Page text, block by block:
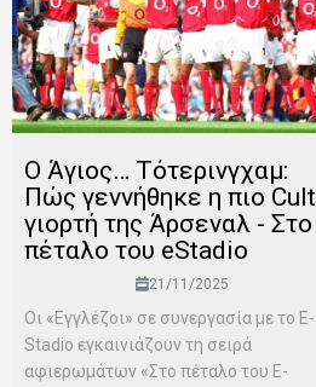
Ο Άγιος… Τότερινγχαμ:
Πώς γεννήθηκε η πιο Cult
γιορτή της Άρσεναλ - Στο
πέταλο του eStadio
21/11/2025
Οι «Εγγλέζοι» σε συνεργασία με το E-
Stadio εγκαινιάζουν τη σειρά
αφιερωμάτων «Στο πέταλο του E-